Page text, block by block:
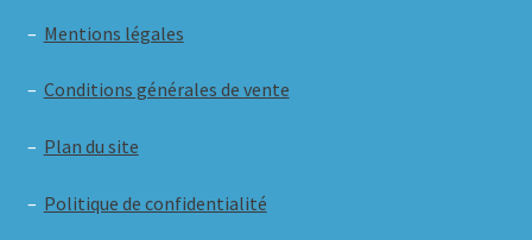
– Mentions légales
– Conditions générales de vente
– Plan du site
– Politique de confidentialité